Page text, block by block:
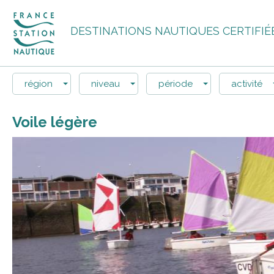
DESTINATIONS NAUTIQUES
région niveau période activité
Voile légère